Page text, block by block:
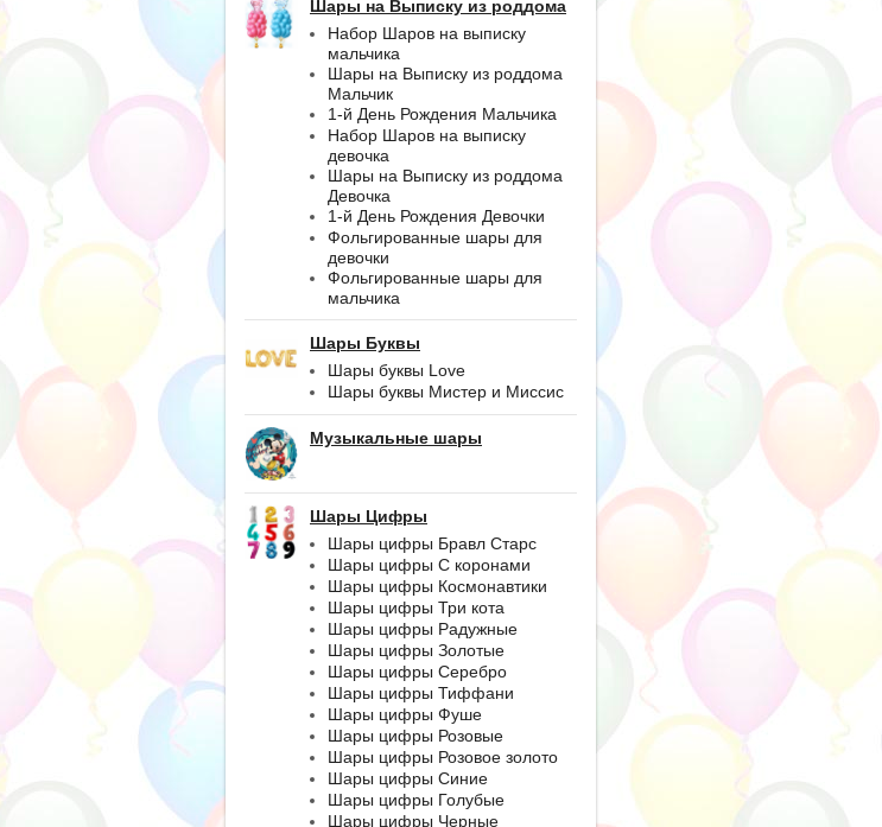
Шары на Выписку из роддома
Набор Шаров на выписку
мальчика
Шары на Выписку из роддома
Мальчик
1-й День Рождения Мальчика
Набор Шаров на выписку
девочка
Шары на Выписку из роддома
Девочка
1-й День Рождения Девочки
Фольгированные шары для
девочки
Фольгированные шары для
мальчика
Шары Буквы
Шары буквы Love
Шары буквы Мистер и Миссис
Музыкальные шары
Шары Цифры
Шары цифры Бравл Старс
Шары цифры С коронами
Шары цифры Космонавтики
Шары цифры Три кота
Шары цифры Радужные
Шары цифры Золотые
Шары цифры Серебро
Шары цифры Тиффани
Шары цифры Фуше
Шары цифры Розовые
Шары цифры Розовое золото
Шары цифры Синие
Шары цифры Голубые
Шары цифры Черные